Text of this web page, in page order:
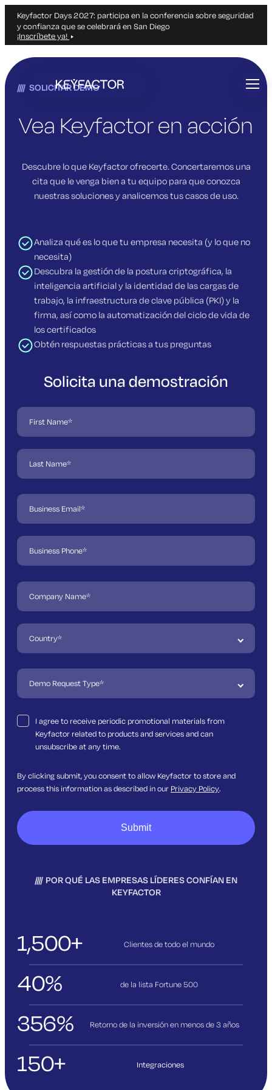
Keyfactor Days 2027: participa en la conferencia sobre seguridad
y confianza que se celebrará en San Diego
¡Inscríbete ya!
contenido
SOLICITAR DEMO
Vea Keyfactor en acción
Descubre lo que Keyfactor ofrecerte. Concertaremos una
cita que le venga bien a tu equipo para que conozca
nuestras soluciones y analicemos tus casos de uso.
Analiza qué es lo que tu empresa necesita (y lo que no
necesita)
Descubra la gestión de la postura criptográfica, la
inteligencia artificial y la identidad de las cargas de
trabajo, la infraestructura de clave pública (PKI) y la
firma, así como la automatización del ciclo de vida de
los certificados
Obtén respuestas prácticas a tus preguntas
POR QUÉ LAS EMPRESAS LÍDERES CONFÍAN EN
KEYFACTOR
1,500+ Clientes de todo el mundo
40% de la lista Fortune 500
356% Retorno de la inversión en menos de 3años
150+ Integraciones
Solicita una demostración
I agree to receive periodic promotional materials from
Keyfactor related to products and services and can
unsubscribe at any time.
By clicking submit, you consent to allow Keyfactor to store and
process this information as described in our Privacy Policy.